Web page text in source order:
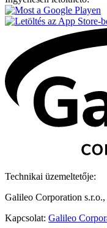
Technikai üzemeltetője:
Galileo Corporation
Kapcsolat: Galileo